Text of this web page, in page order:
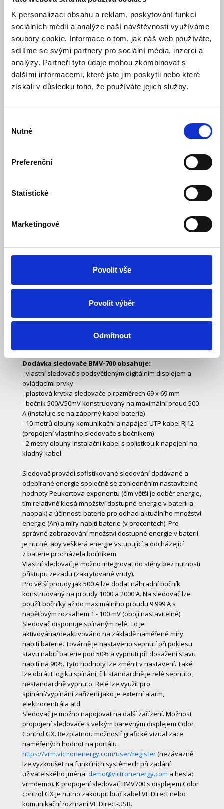
K personalizaci obsahu a reklam, poskytování funkcí
sociálních médií a analýze naší návštěvnosti využíváme
soubory cookie. Informace o tom, jak náš web používáte,
sdílíme se svými partnery pro sociální média, inzerci a
analýzy. Partneři tyto údaje mohou zkombinovat s
dalšími informacemi, které jste jim poskytli nebo které
získali v důsledku toho, že používáte jejich služby.
souhlasu
Nutné
Preferenční
Statistické
Marketingové
Povolit vše
Povolit výběr
Odmítnout
- maximální odchylka při odečtu napětí ±0,01 A při napětí 0
– 100 V
- maximální odchylka při odečtu proudu ±0,01 A s 500 A
- maximální odchylka při odečtu kapacity ±0,1 Ah při
kapacit baterie 0 – 100 Ah
- maximální odchylka při odečtu kapacity ±1 Ah při kapacit
baterie 100 – 9999 Ah
- maximální odchylka při odečtu stavu nabití ±0,1%
- maximální odchylka při odhadu zbývajícího času ±1 hod
- pro celkovou kapacitu akumulátorů 20 - 9999 Ah
- čtvercová velikost krytky vlastního sledovače: 69 x 69
- spínané relé: 60V/1 A maximálně
- přípojné šrouby bočníku: M10
- nejhlubší dosažené vybití akumulátoru
- míra posledního vybití akumulátoru
- průměrná hodnota vybití akumulátoru
- maximální dosažené napětí akumulátoru
- minimální dosažené napětí akumulátoru
Dodávka sledovače BMV-700 obsahuje:
- vlastní sledovač s podsvětleným digitálním displejem a
ovládacími prvky
- plastová krytka sledovače o rozměrech 69 x 69 mm
- bočník 500A/50mV konstruovaný na maximální proud 500
A (instaluje se na záporný kabel baterie)
- 10 metrů dlouhý komunikační a napájecí UTP kabel RJ12
(propojení vlastního sledovače s bočníkem)
- 2 metry dlouhý instalační kabel s pojistkou k napojení na
kladný kabel.
Sledovač provádí sofistikované sledování dodávané a
odebírané energie společně se zohledněním nastavitelné
hodnoty Peukertova exponentu (čím větší je odběr energie,
tím relativně klesá množství dostupné energie v baterii a
naopak) a účinnosti baterie pro odhad aktuálního množství
energie (Ah) a míry nabití baterie (v procentech). Pro
správné zobrazování množství dostupné energie v baterii
je nutné, aby veškerá energie vstupující a odcházející
z baterie procházela bočníkem.
Vlastní sledovač je možno integrovat do stěny bez nutnosti
přístupu zezadu (zakrytované vruty).
Pro větší proudy jak 500 A lze dodat náhradní bočník
konstruovaný na proudy 1000 a 2000 A. Na sledovač lze
použít bočníky až do maximálního proudu 9 999 A s
napěťovým rozsahem 1 - 100 mV (obojí nastavitelné).
Sledovač disponuje spínaným relé. To je
aktivována/deaktivováno na základě naměřené míry
nabití baterie. Továrně je nastaveno sepnutí při poklesu
stavu nabití baterie pod 50% a vypnutí při dosažení stavu
nabití na 90%. Tyto hodnoty lze změnit v nastavení. Také
lze obrátit logiku spínání, čili standardně je relé sepnuto,
nestandardně vypnuto. Relé lze využít pro
spínání/vypínání zařízení jako je externí alarm,
elektrocentrála atd.
Sledovač je možno napojovat na další zařízení. Možnost
propojení sledovače s velkým barevným displejem Color
Control GX. Bezplatnou možností grafické vizualizace
naměřených hodnot na portálu
https://vrm.victronenergy.com/user/register(nezávazně
lze vyzkoušet na funkčních systémech při zadání
uživatelského jména: demo@victronenergy.com a hesla:
vrmdemo). K propojení sledovač BMV700 s displejem Color
control GX je nutno zakoupit buď kabel VE.Directnebo
komunikační rozhraníVE.Direct-USB.